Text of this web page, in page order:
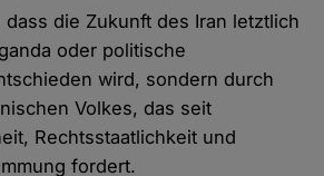
die Zukunft des Iran letztlich
oder politische
wird, sondern durch
Volkes, das seit
Rechtsstaatlichkeit und
fordert.